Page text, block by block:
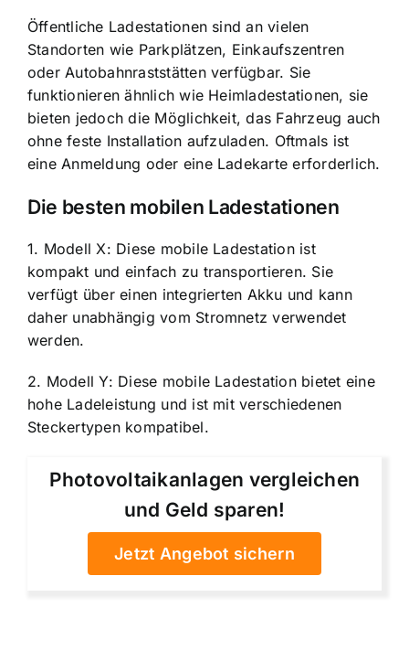
Öffentliche Ladestationen sind an vielen
Standorten wie Parkplätzen, Einkaufszentren
oder Autobahnraststätten verfügbar. Sie
funktionieren ähnlich wie Heimladestationen, sie
bieten jedoch die Möglichkeit, das Fahrzeug auch
ohne feste Installation aufzuladen. Oftmals ist
eine Anmeldung oder eine Ladekarte erforderlich.
Die besten mobilen Ladestationen
1. Modell X: Diese mobile Ladestation ist
kompakt und einfach zu transportieren. Sie
verfügt über einen integrierten Akku und kann
daher unabhängig vom Stromnetz verwendet
werden.
2. Modell Y: Diese mobile Ladestation bietet eine
hohe Ladeleistung und ist mit verschiedenen
Steckertypen kompatibel.
Photovoltaikanlagen vergleichen
und Geld sparen!
Jetzt Angebot sichern